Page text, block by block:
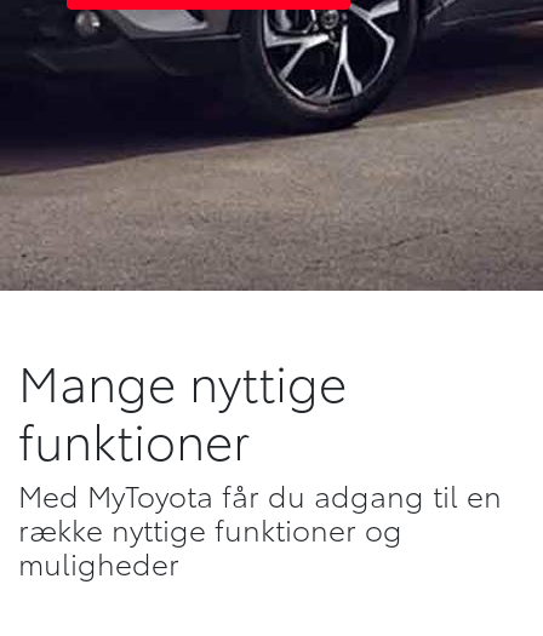
Mange nyttige
funktioner
Med MyToyota får du adgang til en
række nyttige funktioner og
muligheder